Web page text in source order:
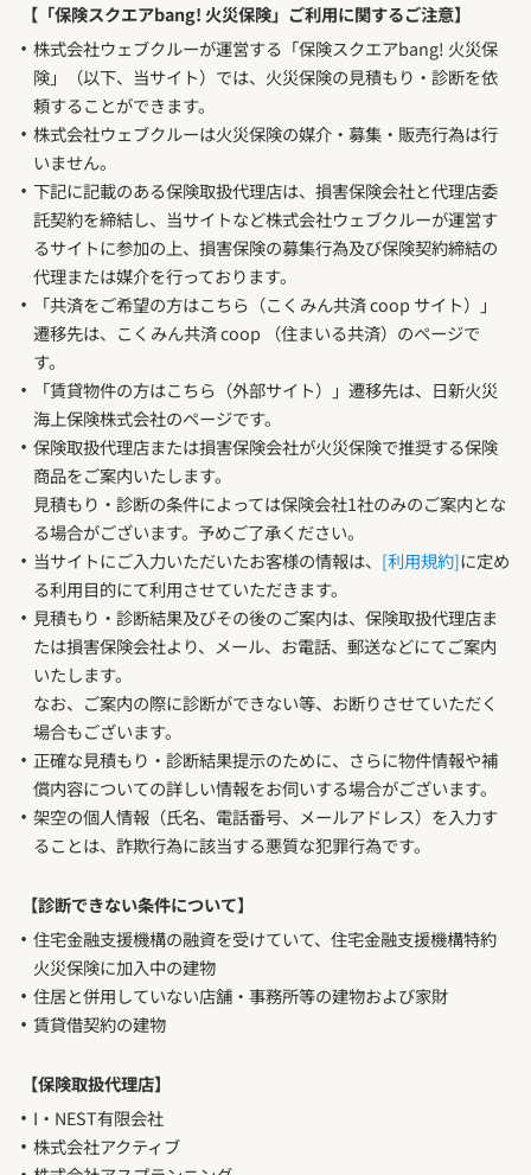
【「保険スクエアbang! 火災保険」ご利用に関するご注意】
株式会社ウェブクルーが運営する「保険スクエアbang! 火災保
険」（以下、当サイト）では、火災保険の見積もり・診断を依
頼することができます。
株式会社ウェブクルーは火災保険の媒介・募集・販売行為は行
いません。
下記に記載のある保険取扱代理店は、損害保険会社と代理店委
託契約を締結し、当サイトなど株式会社ウェブクルーが運営す
るサイトに参加の上、損害保険の募集行為及び保険契約締結の
代理または媒介を行っております。
「共済をご希望の方はこちら（こくみん共済 coop サイト）」
遷移先は、こくみん共済 coop （住まいる共済）のページで
す。
「賃貸物件の方はこちら（外部サイト）」遷移先は、日新火災
海上保険株式会社のページです。
保険取扱代理店または損害保険会社が火災保険で推奨する保険
商品をご案内いたします。
見積もり・診断の条件によっては保険会社1社のみのご案内とな
る場合がございます。予めご了承ください。
当サイトにご入力いただいたお客様の情報は、 [利用規約]に定め
る利用目的にて利用させていただきます。
見積もり・診断結果及びその後のご案内は、保険取扱代理店ま
たは損害保険会社より、メール、お電話、郵送などにてご案内
いたします。
なお、ご案内の際に診断ができない等、お断りさせていただく
場合もございます。
正確な見積もり・診断結果提示のために、さらに物件情報や補
償内容についての詳しい情報をお伺いする場合がございます。
架空の個人情報（氏名、電話番号、メールアドレス）を入力す
ることは、詐欺行為に該当する悪質な犯罪行為です。
【診断できない条件について】
住宅金融支援機構の融資を受けていて、住宅金融支援機構特約
火災保険に加入中の建物
住居と併用していない店舗・事務所等の建物および家財
賃貸借契約の建物
【保険取扱代理店】
I・NEST有限会社
株式会社アクティブ